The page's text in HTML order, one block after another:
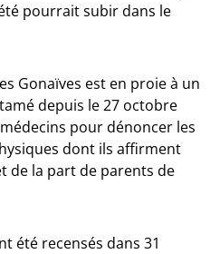
pourrait subir dans le
Gonaïves est en proie à un
depuis le 27 octobre
pour dénoncer les
dont ils affirment
de la part de parents de
été recensés dans 31